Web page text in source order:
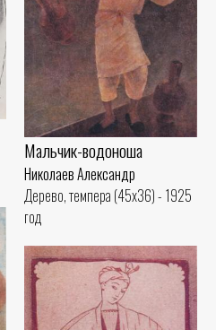
Мальчик-водоноша
Николаев Александр
Дерево, темпера (45x36) - 1925
год